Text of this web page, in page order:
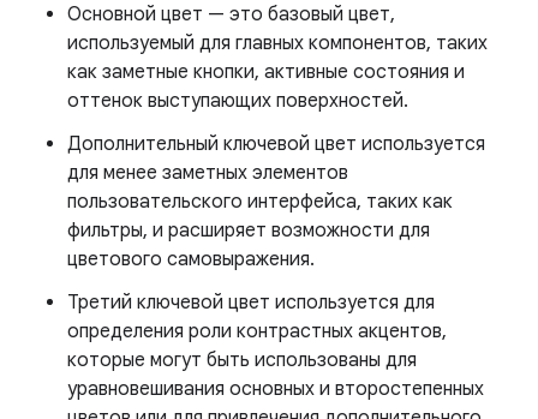
Основной цвет — это базовый цвет,
используемый для главных компонентов, таких
как заметные кнопки, активные состояния и
оттенок выступающих поверхностей.
Дополнительный ключевой цвет используется
для менее заметных элементов
пользовательского интерфейса, таких как
фильтры, и расширяет возможности для
цветового самовыражения.
Третий ключевой цвет используется для
определения роли контрастных акцентов,
которые могут быть использованы для
уравновешивания основных и второстепенных